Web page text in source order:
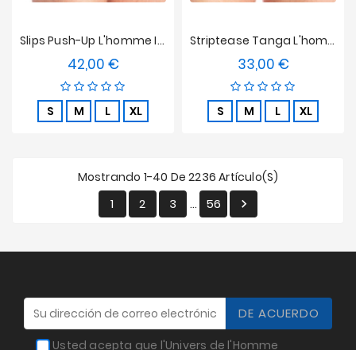
Slips Push-Up L'homme Invisible - Ereván
42,00 €Precio
S M L XL
Striptease Tanga L'homme Invisible - Ereván
33,00 €Precio
S M L XL
Mostrando 1-40 De 2236 Artículo(s)
1 2 3 … 56 
Usted acepta que l'Univers de l'Homme